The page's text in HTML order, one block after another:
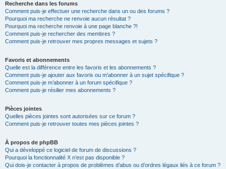
Recherche dans les forums
Comment puis-je effectuer une recherche dans un ou des forums ?
Pourquoi ma recherche ne renvoie aucun résultat ?
Pourquoi ma recherche renvoie à une page blanche ?!
Comment puis-je rechercher des membres ?
Comment puis-je retrouver mes propres messages et sujets ?
Favoris et abonnements
Quelle est la différence entre les favoris et les abonnements ?
Comment puis-je ajouter aux favoris ou m’abonner à un sujet spécifique ?
Comment puis-je m’abonner à un forum spécifique ?
Comment puis-je résilier mes abonnements ?
Pièces jointes
Quelles pièces jointes sont autorisées sur ce forum ?
Comment puis-je retrouver toutes mes pièces jointes ?
À propos de phpBB
Qui a développé ce logiciel de forum de discussions ?
Pourquoi la fonctionnalité X n’est pas disponible ?
Qui dois-je contacter à propos de problèmes d’abus ou d’ordres légaux liés à ce forum ?